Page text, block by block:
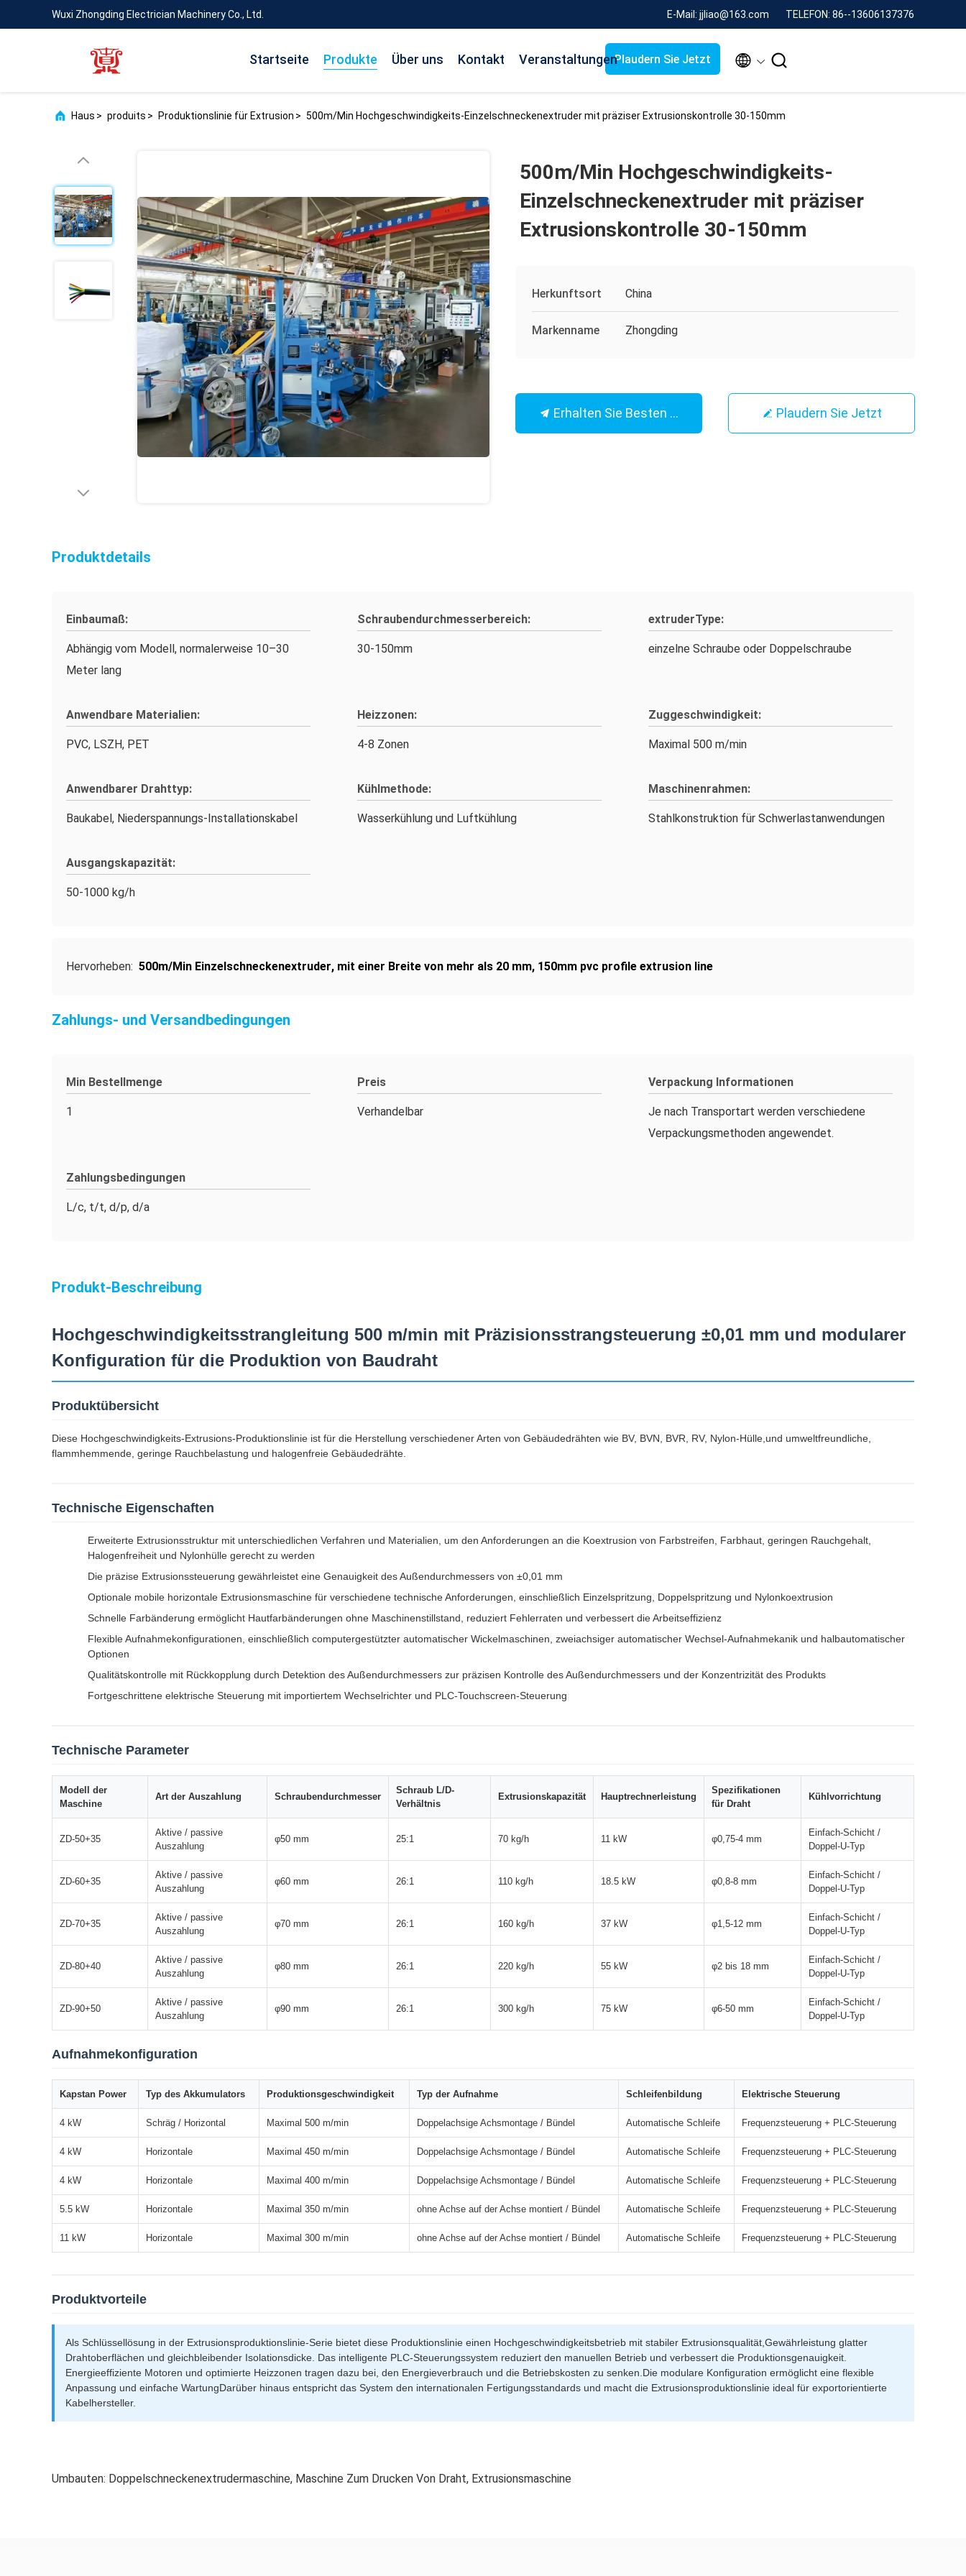
Wuxi Zhongding Electrician Machinery Co., Ltd. E-Mail: jjliao@163.com TELEFON: 86--13606137376
Startseite Produkte Über uns Kontakt VeranstaltungenPlaudern Sie Jetzt  
Haus > produits > Produktionslinie für Extrusion > 500m/Min Hochgeschwindigkeits-Einzelschneckenextruder mit präziser Extrusionskontrolle 30-150mm
500m/Min Hochgeschwindigkeits-
Einzelschneckenextruder mit präziser
Extrusionskontrolle 30-150mm
Herkunftsort China
Markenname Zhongding
Erhalten Sie Besten Preis Plaudern Sie Jetzt
Produktdetails
Einbaumaß:
Abhängig vom Modell, normalerweise 10–30
Meter lang
Schraubendurchmesserbereich:
30-150mm
extruderType:
einzelne Schraube oder Doppelschraube
Anwendbare Materialien:
PVC, LSZH, PET
Heizzonen:
4-8 Zonen
Zuggeschwindigkeit:
Maximal 500 m/min
Anwendbarer Drahttyp:
Baukabel, Niederspannungs-Installationskabel
Kühlmethode:
Wasserkühlung und Luftkühlung
Maschinenrahmen:
Stahlkonstruktion für Schwerlastanwendungen
Ausgangskapazität:
50-1000 kg/h
Hervorheben: 500m/Min Einzelschneckenextruder, mit einer Breite von mehr als 20 mm, 150mm pvc profile extrusion line
Zahlungs- und Versandbedingungen
Min Bestellmenge
1
Preis
Verhandelbar
Verpackung Informationen
Je nach Transportart werden verschiedene
Verpackungsmethoden angewendet.
Zahlungsbedingungen
L/c, t/t, d/p, d/a
Produkt-Beschreibung
Hochgeschwindigkeitsstrangleitung 500 m/min mit Präzisionsstrangsteuerung ±0,01 mm und modularer
Konfiguration für die Produktion von Baudraht
Produktübersicht
Diese Hochgeschwindigkeits-Extrusions-Produktionslinie ist für die Herstellung verschiedener Arten von Gebäudedrähten wie BV, BVN, BVR, RV, Nylon-Hülle,und umweltfreundliche,
flammhemmende, geringe Rauchbelastung und halogenfreie Gebäudedrähte.
Technische Eigenschaften
Erweiterte Extrusionsstruktur mit unterschiedlichen Verfahren und Materialien, um den Anforderungen an die Koextrusion von Farbstreifen, Farbhaut, geringen Rauchgehalt,
Halogenfreiheit und Nylonhülle gerecht zu werden
Die präzise Extrusionssteuerung gewährleistet eine Genauigkeit des Außendurchmessers von ±0,01 mm
Optionale mobile horizontale Extrusionsmaschine für verschiedene technische Anforderungen, einschließlich Einzelspritzung, Doppelspritzung und Nylonkoextrusion
Schnelle Farbänderung ermöglicht Hautfarbänderungen ohne Maschinenstillstand, reduziert Fehlerraten und verbessert die Arbeitseffizienz
Flexible Aufnahmekonfigurationen, einschließlich computergestützter automatischer Wickelmaschinen, zweiachsiger automatischer Wechsel-Aufnahmekanik und halbautomatischer
Optionen
Qualitätskontrolle mit Rückkopplung durch Detektion des Außendurchmessers zur präzisen Kontrolle des Außendurchmessers und der Konzentrizität des Produkts
Fortgeschrittene elektrische Steuerung mit importiertem Wechselrichter und PLC-Touchscreen-Steuerung
Technische Parameter
Modell der
Maschine
Art der Auszahlung Schraubendurchmesser
Schraub L/D-
Verhältnis
Extrusionskapazität Hauptrechnerleistung
Spezifikationen
für Draht
Kühlvorrichtung
ZD-50+35
Aktive / passive
Auszahlung
φ50 mm 25:1 70 kg/h 11 kW φ0,75-4 mm
Einfach-Schicht /
Doppel-U-Typ
ZD-60+35
Aktive / passive
Auszahlung
φ60 mm 26:1 110 kg/h 18.5 kW φ0,8-8 mm
Einfach-Schicht /
Doppel-U-Typ
ZD-70+35
Aktive / passive
Auszahlung
φ70 mm 26:1 160 kg/h 37 kW φ1,5-12 mm
Einfach-Schicht /
Doppel-U-Typ
ZD-80+40
Aktive / passive
Auszahlung
φ80 mm 26:1 220 kg/h 55 kW φ2 bis 18 mm
Einfach-Schicht /
Doppel-U-Typ
ZD-90+50
Aktive / passive
Auszahlung
φ90 mm 26:1 300 kg/h 75 kW φ6-50 mm
Einfach-Schicht /
Doppel-U-Typ
Aufnahmekonfiguration
Kapstan Power Typ des Akkumulators Produktionsgeschwindigkeit Typ der Aufnahme Schleifenbildung Elektrische Steuerung
4 kW Schräg / Horizontal Maximal 500 m/min Doppelachsige Achsmontage / Bündel Automatische Schleife Frequenzsteuerung + PLC-Steuerung
4 kW Horizontale Maximal 450 m/min Doppelachsige Achsmontage / Bündel Automatische Schleife Frequenzsteuerung + PLC-Steuerung
4 kW Horizontale Maximal 400 m/min Doppelachsige Achsmontage / Bündel Automatische Schleife Frequenzsteuerung + PLC-Steuerung
5.5 kW Horizontale Maximal 350 m/min ohne Achse auf der Achse montiert / Bündel Automatische Schleife Frequenzsteuerung + PLC-Steuerung
11 kW Horizontale Maximal 300 m/min ohne Achse auf der Achse montiert / Bündel Automatische Schleife Frequenzsteuerung + PLC-Steuerung
Produktvorteile
Als Schlüssellösung in der Extrusionsproduktionslinie-Serie bietet diese Produktionslinie einen Hochgeschwindigkeitsbetrieb mit stabiler Extrusionsqualität,Gewährleistung glatter
Drahtoberflächen und gleichbleibender Isolationsdicke. Das intelligente PLC-Steuerungssystem reduziert den manuellen Betrieb und verbessert die Produktionsgenauigkeit.
Energieeffiziente Motoren und optimierte Heizzonen tragen dazu bei, den Energieverbrauch und die Betriebskosten zu senken.Die modulare Konfiguration ermöglicht eine flexible
Anpassung und einfache WartungDarüber hinaus entspricht das System den internationalen Fertigungsstandards und macht die Extrusionsproduktionslinie ideal für exportorientierte
Kabelhersteller.
Umbauten: Doppelschneckenextrudermaschine, Maschine Zum Drucken Von Draht, Extrusionsmaschine